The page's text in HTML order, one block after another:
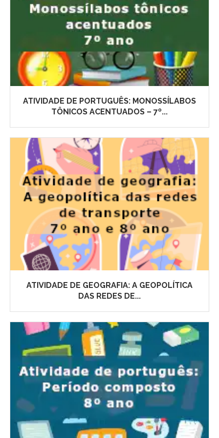
ATIVIDADE DE PORTUGUÊS: MONOSSÍLABOS
TÔNICOS ACENTUADOS – 7º...
ATIVIDADE DE GEOGRAFIA: A GEOPOLÍTICA
DAS REDES DE...